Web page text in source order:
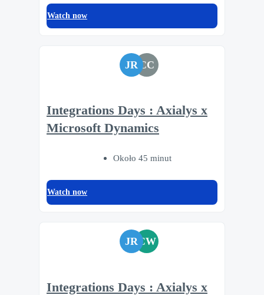
Watch now
JR CC
Integrations Days : Axialys x
Microsoft Dynamics
Około 45 minut
Watch now
JRCW
Integrations Days : Axialys x